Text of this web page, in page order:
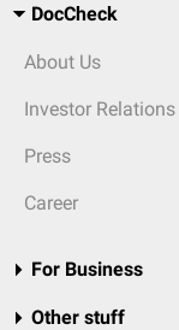
DocCheck
About Us
Investor Relations
Press
Career
For Business
Other stuff